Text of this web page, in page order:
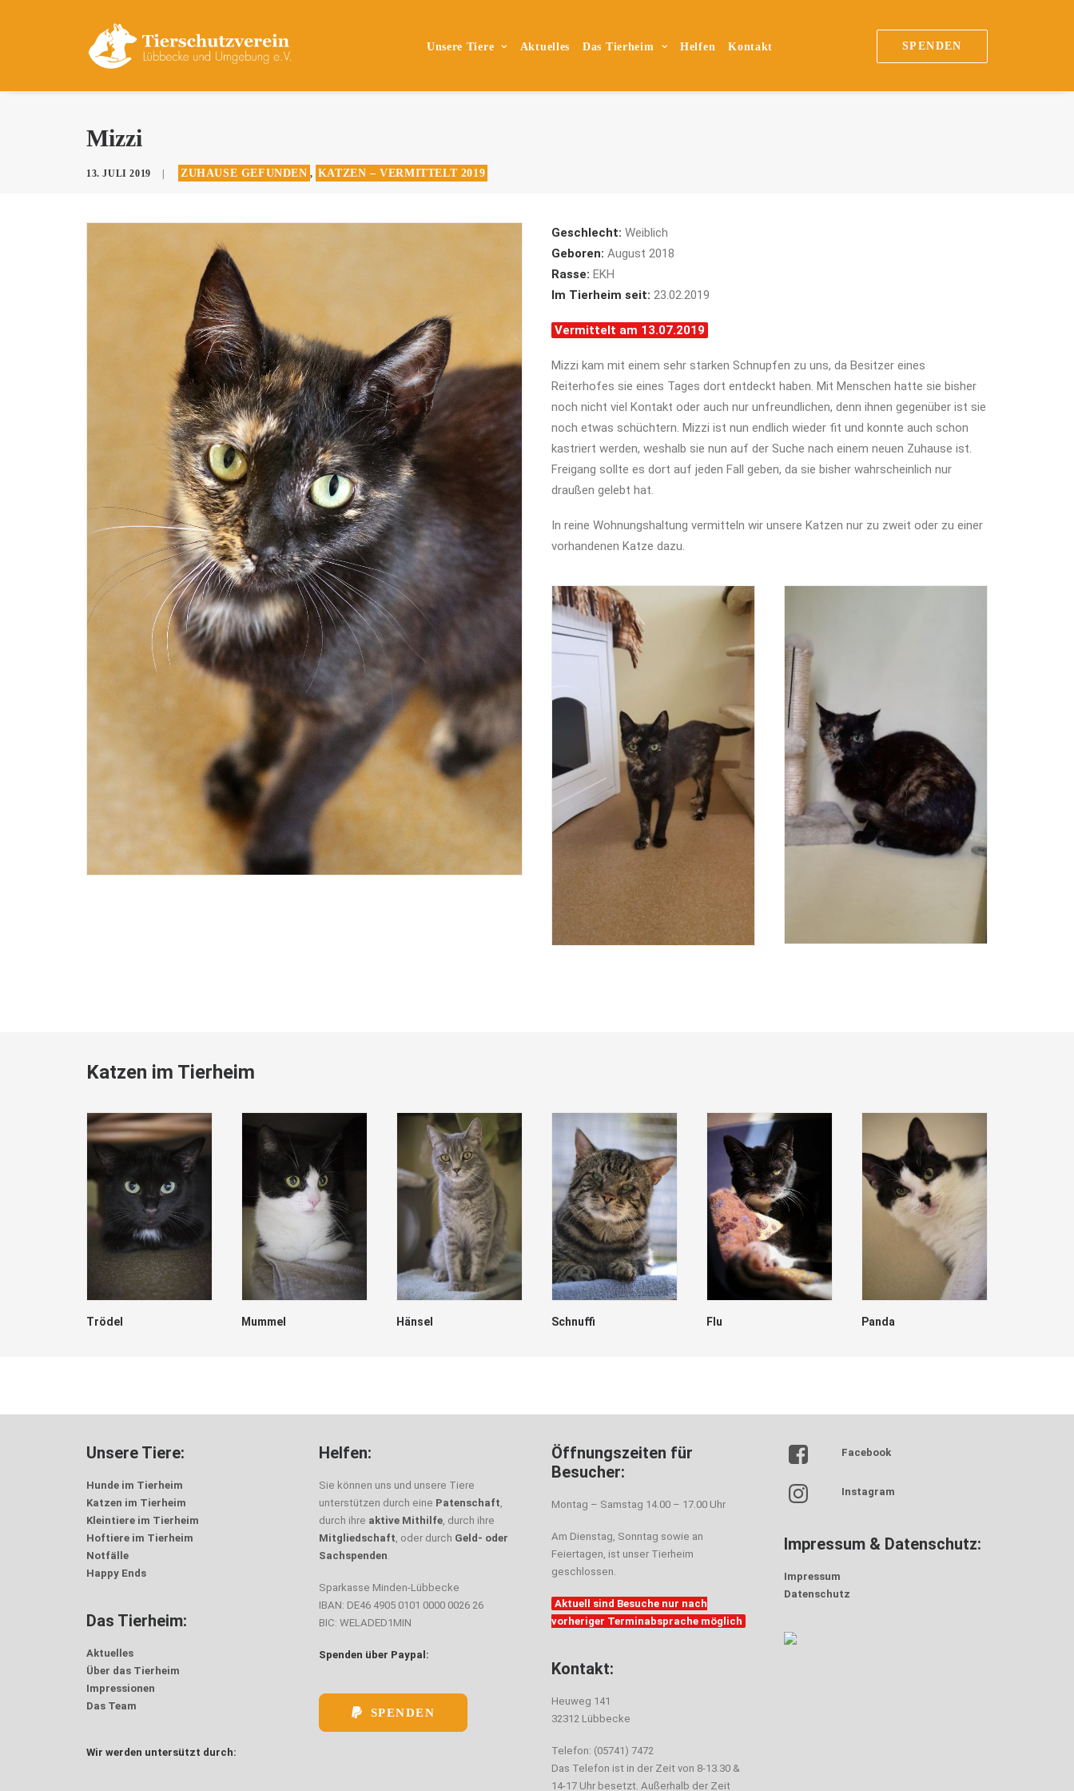
Unsere Tiere Aktuelles Das Tierheim Helfen Kontakt SPENDEN
Mizzi
13. JULI 2019 ZUHAUSE GEFUNDEN , KATZEN – VERMITTELT 2019
Geschlecht: Weiblich
Geboren: August 2018
Rasse: EKH
Im Tierheim seit: 23.02.2019
Vermittelt am 13.07.2019
Mizzi kam mit einem sehr starken Schnupfen zu uns, da Besitzer eines
Reiterhofes sie eines Tages dort entdeckt haben. Mit Menschen hatte sie bisher
noch nicht viel Kontakt oder auch nur unfreundlichen, denn ihnen gegenüber ist sie
noch etwas schüchtern. Mizzi ist nun endlich wieder fit und konnte auch schon
kastriert werden, weshalb sie nun auf der Suche nach einem neuen Zuhause ist.
Freigang sollte es dort auf jeden Fall geben, da sie bisher wahrscheinlich nur
draußen gelebt hat.
In reine Wohnungshaltung vermitteln wir unsere Katzen nur zu zweit oder zu einer
vorhandenen Katze dazu.
Katzen im Tierheim
Trödel Mummel Hänsel Schnuffi Flu Panda
Unsere Tiere:
Hunde im Tierheim
Katzen im Tierheim
Kleintiere im Tierheim
Hoftiere im Tierheim
Notfälle
Happy Ends
Das Tierheim:
Aktuelles
Über das Tierheim
Impressionen
Das Team
Wir werden untersützt durch:
Helfen:
Sie können uns und unsere Tiere
unterstützen durch eine Patenschaft,
durch ihre aktive Mithilfe, durch ihre
Mitgliedschaft, oder durch Geld- oder
Sachspenden.
Sparkasse Minden-Lübbecke
IBAN: DE46 4905 0101 0000 0026 26
BIC: WELADED1MIN
Spenden über Paypal:
SPENDEN
Öffnungszeiten für
Besucher:
Montag – Samstag 14.00 – 17.00 Uhr
Am Dienstag, Sonntag sowie an
Feiertagen, ist unser Tierheim
geschlossen.
Aktuell sind Besuche nur nach
vorheriger Terminabsprache möglich
Kontakt:
Heuweg 141
32312 Lübbecke
Telefon: (05741) 7472
Das Telefon ist in der Zeit von 8-13.30 &
14-17 Uhr besetzt. Außerhalb der Zeit
Facebook
Instagram
Impressum & Datenschutz:
Impressum
Datenschutz